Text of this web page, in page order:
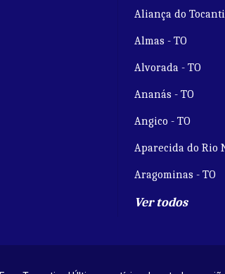
Aliança do
Almas - TO
Alvorada - TO
Ananás - TO
Angico - TO
Aparecida do Rio
Aragominas - TO
Ver todos